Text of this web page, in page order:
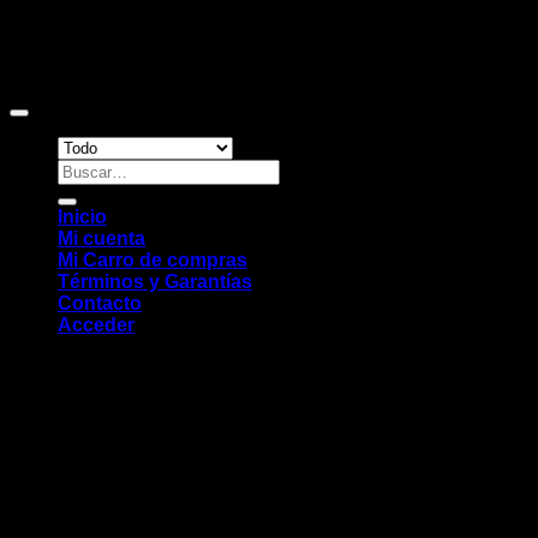
Buscar
por:
Inicio
Mi cuenta
Mi Carro de compras
Términos y Garantías
Contacto
Acceder